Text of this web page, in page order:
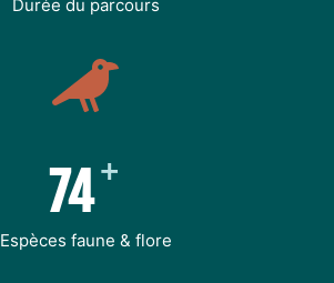
Durée du parcours
100+
Espèces faune & flore